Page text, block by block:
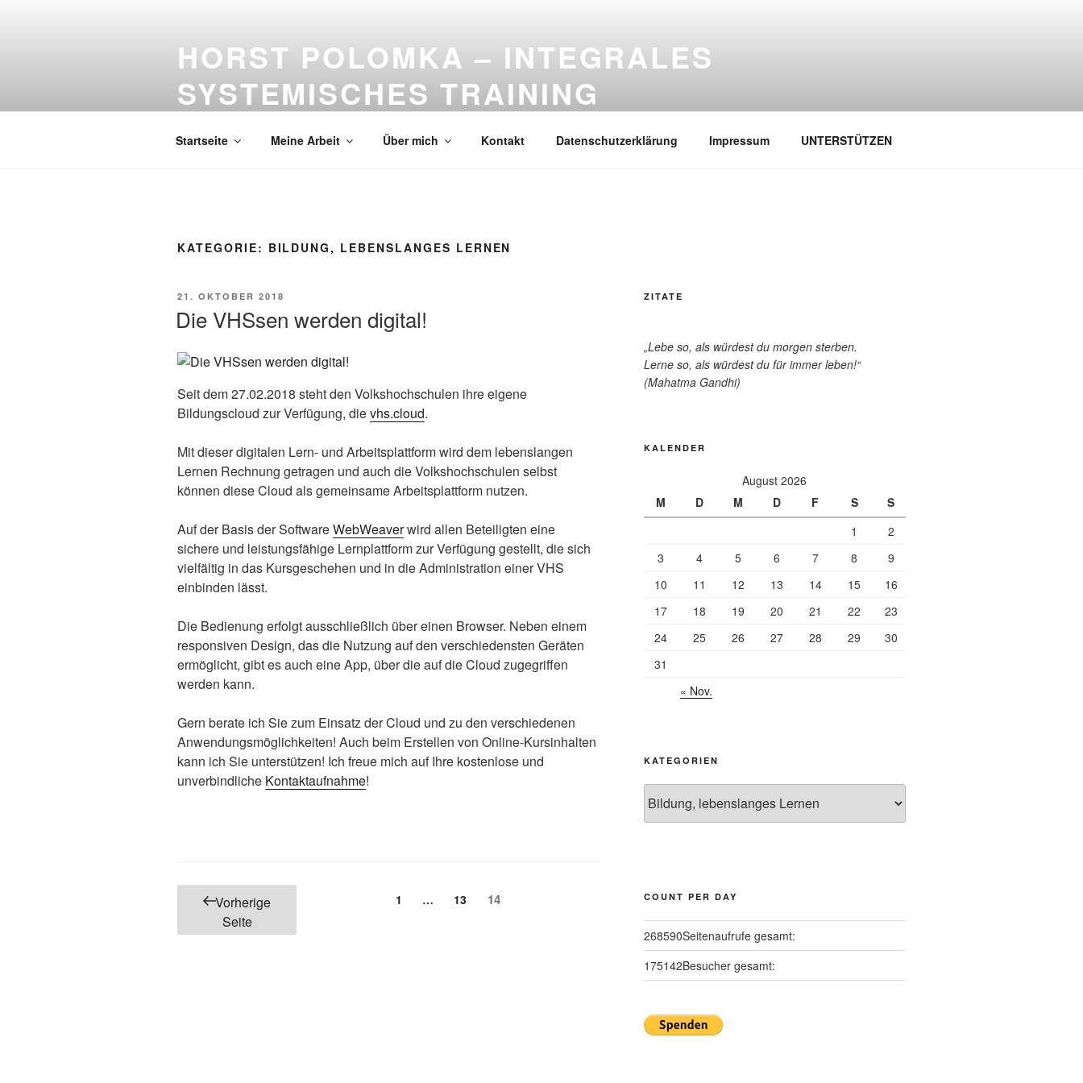
HORST POLOMKA – INTEGRALES
SYSTEMISCHES TRAINING
Startseite Meine Arbeit Über mich Kontakt Datenschutzerklärung Impressum UNTERSTÜTZEN
KATEGORIE: BILDUNG, LEBENSLANGES LERNEN
VERÖFFENTLICHT
21. OKTOBER 2018
Die VHSsen werden digital!
Seit dem 27.02.2018 steht den Volkshochschulen ihre eigene
Bildungscloud zur Verfügung, dievhs.cloud.
Mit dieser digitalen Lern- und Arbeitsplattform wird dem lebenslangen
Lernen Rechnung getragen und auch die Volkshochschulen selbst
können diese Cloud als gemeinsame Arbeitsplattform nutzen.
Auf der Basis der SoftwareWebWeaverwird allen Beteiligten eine
sichere und leistungsfähige Lernplattform zur Verfügung gestellt, die sich
vielfältig in das Kursgeschehen und in die Administration einer VHS
einbinden lässt.
Die Bedienung erfolgt ausschließlich über einen Browser. Neben einem
responsiven Design, das die Nutzung auf den verschiedensten Geräten
ermöglicht, gibt es auch eine App, über die auf die Cloud zugegriffen
werden kann.
Gern berate ich Sie zum Einsatz der Cloud und zu den verschiedenen
Anwendungsmöglichkeiten! Auch beim Erstellen von Online-Kursinhalten
kann ich Sie unterstützen! Ich freue mich auf Ihre kostenlose und
unverbindliche Kontaktaufnahme!
Seitennummerierung
der
Vorherige
Seite
Seite
1 … Seite
13 Seite
14
ZITATE
„Lebe so, als würdest du morgen sterben.
Lerne so, als würdest du für immer leben!“
(Mahatma Gandhi)
KALENDER
August 2026
M
D M D F S
S
1
2
3
4 5 6 7 8
9
10
11 12 13 14 15
16
17
18 19 20 21 22
23
24
25 26 27 28 29
30
31
« Nov.
KATEGORIEN
COUNT PER DAY
268590Seitenaufrufe gesamt:
175142Besucher gesamt: